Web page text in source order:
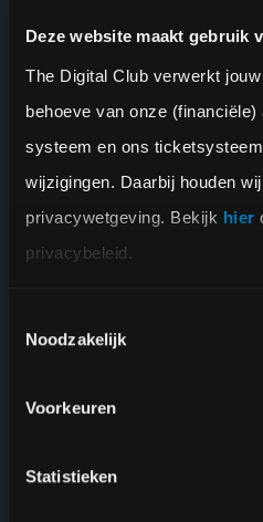
Deze website maakt gebruik
The Digital Club verwerkt
behoeve van onze
systeem en ons
wijzigingen. Daarbij houden
privacywetgeving. Bekijk hier
privacybeleid.
Noodzakelijk
Voorkeuren
Statistieken
studenten geholpen met